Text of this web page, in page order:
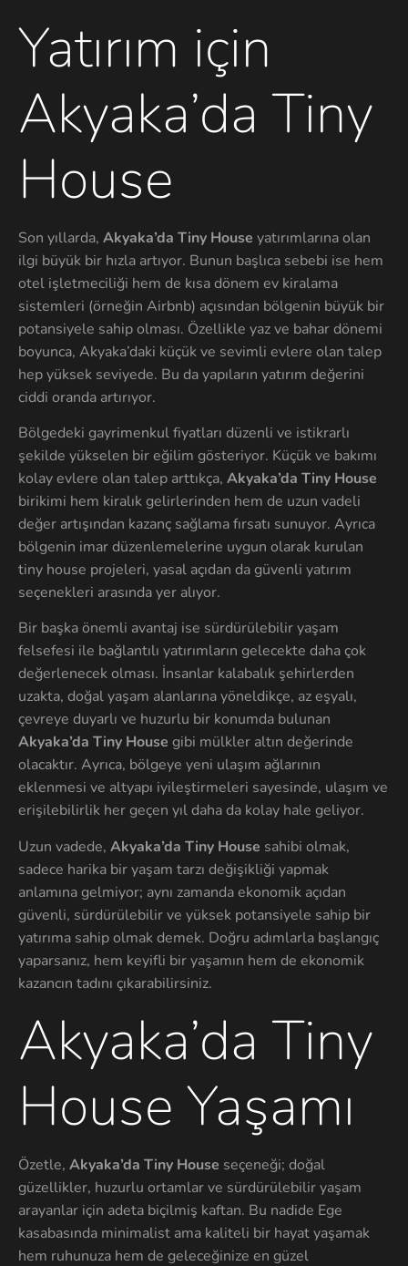
Yatırım için
Akyaka’da Tiny
House
Son yıllarda, Akyaka’da Tiny House yatırımlarına olan
ilgi büyük bir hızla artıyor. Bunun başlıca sebebi ise hem
otel işletmeciliği hem de kısa dönem ev kiralama
sistemleri (örneğin Airbnb) açısından bölgenin büyük bir
potansiyele sahip olması. Özellikle yaz ve bahar dönemi
boyunca, Akyaka’daki küçük ve sevimli evlere olan talep
hep yüksek seviyede. Bu da yapıların yatırım değerini
ciddi oranda artırıyor.
Bölgedeki gayrimenkul fiyatları düzenli ve istikrarlı
şekilde yükselen bir eğilim gösteriyor. Küçük ve bakımı
kolay evlere olan talep arttıkça, Akyaka’da Tiny House
birikimi hem kiralık gelirlerinden hem de uzun vadeli
değer artışından kazanç sağlama fırsatı sunuyor. Ayrıca
bölgenin imar düzenlemelerine uygun olarak kurulan
tiny house projeleri, yasal açıdan da güvenli yatırım
seçenekleri arasında yer alıyor.
Bir başka önemli avantaj ise sürdürülebilir yaşam
felsefesi ile bağlantılı yatırımların gelecekte daha çok
değerlenecek olması. İnsanlar kalabalık şehirlerden
uzakta, doğal yaşam alanlarına yöneldikçe, az eşyalı,
çevreye duyarlı ve huzurlu bir konumda bulunan
Akyaka’da Tiny House gibi mülkler altın değerinde
olacaktır. Ayrıca, bölgeye yeni ulaşım ağlarının
eklenmesi ve altyapı iyileştirmeleri sayesinde, ulaşım ve
erişilebilirlik her geçen yıl daha da kolay hale geliyor.
Uzun vadede, Akyaka’da Tiny House sahibi olmak,
sadece harika bir yaşam tarzı değişikliği yapmak
anlamına gelmiyor; aynı zamanda ekonomik açıdan
güvenli, sürdürülebilir ve yüksek potansiyele sahip bir
yatırıma sahip olmak demek. Doğru adımlarla başlangıç
yaparsanız, hem keyifli bir yaşamın hem de ekonomik
kazancın tadını çıkarabilirsiniz.
Akyaka’da Tiny
House Yaşamı
Özetle, Akyaka’da Tiny House seçeneği; doğal
güzellikler, huzurlu ortamlar ve sürdürülebilir yaşam
arayanlar için adeta biçilmiş kaftan. Bu nadide Ege
kasabasında minimalist ama kaliteli bir hayat yaşamak
hem ruhunuza hem de geleceğinize en güzel